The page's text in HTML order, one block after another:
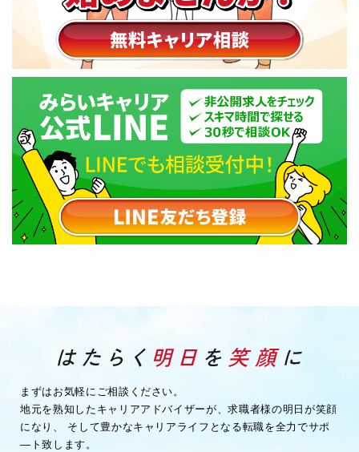
まずはお気軽にご相談ください。
地元を熟知したキャリアアドバイザーが、求職者様の明日が笑顔
になり、
そして豊かなキャリアライフとなる転職を全力でサポ
―ト致します。